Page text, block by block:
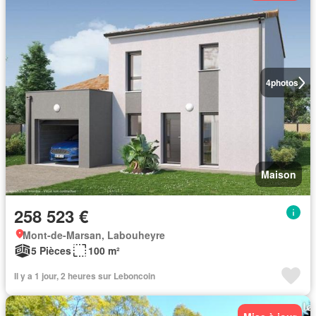
4photos
Maison
258 523 €
Mont-de-Marsan, Labouheyre
5 Pièces
100 m²
Il y a 1 jour, 2 heures sur Leboncoin